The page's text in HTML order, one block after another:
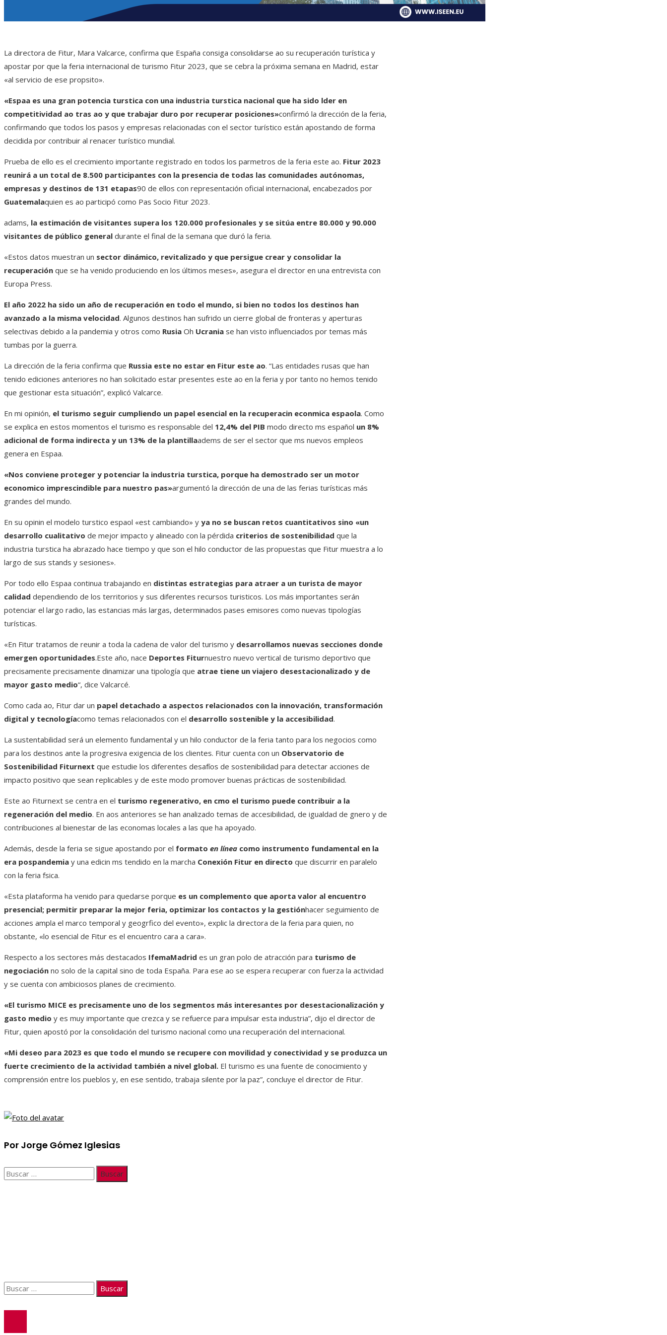
La directora de Fitur, Mara Valcarce, confirma que España consiga consolidarse ao su recuperación turística y
apostar por que la feria internacional de turismo Fitur 2023, que se cebra la próxima semana en Madrid, estar
«al servicio de ese propsito».
«Espaa es una gran potencia turstica con una industria turstica nacional que ha sido lder en
competitividad ao tras ao y que trabajar duro por recuperar posiciones»confirmó la dirección de la feria,
confirmando que todos los pasos y empresas relacionadas con el sector turístico están apostando de forma
decidida por contribuir al renacer turístico mundial.
Prueba de ello es el crecimiento importante registrado en todos los parmetros de la feria este ao. Fitur 2023
reunirá a un total de 8.500 participantes con la presencia de todas las comunidades autónomas,
empresas y destinos de 131 etapas90 de ellos con representación oficial internacional, encabezados por
Guatemalaquien es ao participó como Pas Socio Fitur 2023.
adams, la estimación de visitantes supera los 120.000 profesionales y se sitúa entre 80.000 y 90.000
visitantes de público general durante el final de la semana que duró la feria.
«Estos datos muestran un sector dinámico, revitalizado y que persigue crear y consolidar la
recuperación que se ha venido produciendo en los últimos meses», asegura el director en una entrevista con
Europa Press.
El año 2022 ha sido un año de recuperación en todo el mundo, si bien no todos los destinos han
avanzado a la misma velocidad. Algunos destinos han sufrido un cierre global de fronteras y aperturas
selectivas debido a la pandemia y otros como Rusia Oh Ucrania se han visto influenciados por temas más
tumbas por la guerra.
La dirección de la feria confirma que Russia este no estar en Fitur este ao. “Las entidades rusas que han
tenido ediciones anteriores no han solicitado estar presentes este ao en la feria y por tanto no hemos tenido
que gestionar esta situación”, explicó Valcarce.
En mi opinión, el turismo seguir cumpliendo un papel esencial en la recuperacin econmica espaola. Como
se explica en estos momentos el turismo es responsable del 12,4% del PIB modo directo ms español un 8%
adicional de forma indirecta y un 13% de la plantillaadems de ser el sector que ms nuevos empleos
genera en Espaa.
«Nos conviene proteger y potenciar la industria turstica, porque ha demostrado ser un motor
economico imprescindible para nuestro pas»argumentó la dirección de una de las ferias turísticas más
grandes del mundo.
En su opinin el modelo turstico espaol «est cambiando» y ya no se buscan retos cuantitativos sino «un
desarrollo cualitativo de mejor impacto y alineado con la pérdida criterios de sostenibilidad que la
industria turstica ha abrazado hace tiempo y que son el hilo conductor de las propuestas que Fitur muestra a lo
largo de sus stands y sesiones».
Por todo ello Espaa continua trabajando en distintas estrategias para atraer a un turista de mayor
calidad dependiendo de los territorios y sus diferentes recursos turisticos. Los más importantes serán
potenciar el largo radio, las estancias más largas, determinados pases emisores como nuevas tipologías
turísticas.
«En Fitur tratamos de reunir a toda la cadena de valor del turismo y desarrollamos nuevas secciones donde
emergen oportunidades.Este año, nace Deportes Fiturnuestro nuevo vertical de turismo deportivo que
precisamente precisamente dinamizar una tipología que atrae tiene un viajero desestacionalizado y de
mayor gasto medio“, dice Valcarcé.
Como cada ao, Fitur dar un papel detachado a aspectos relacionados con la innovación, transformación
digital y tecnologíacomo temas relacionados con el desarrollo sostenible y la accesibilidad.
La sustentabilidad será un elemento fundamental y un hilo conductor de la feria tanto para los negocios como
para los destinos ante la progresiva exigencia de los clientes. Fitur cuenta con un Observatorio de
Sostenibilidad Fiturnext que estudie los diferentes desafíos de sostenibilidad para detectar acciones de
impacto positivo que sean replicables y de este modo promover buenas prácticas de sostenibilidad.
Este ao Fiturnext se centra en el turismo regenerativo, en cmo el turismo puede contribuir a la
regeneración del medio. En aos anteriores se han analizado temas de accesibilidad, de igualdad de gnero y de
contribuciones al bienestar de las economas locales a las que ha apoyado.
Además, desde la feria se sigue apostando por el formato en línea como instrumento fundamental en la
era pospandemia y una edicin ms tendido en la marcha Conexión Fitur en directo que discurrir en paralelo
con la feria fsica.
«Esta plataforma ha venido para quedarse porque es un complemento que aporta valor al encuentro
presencial; permitir preparar la mejor feria, optimizar los contactos y la gestiónhacer seguimiento de
acciones ampla el marco temporal y geogrfico del evento», explic la directora de la feria para quien, no
obstante, «lo esencial de Fitur es el encuentro cara a cara».
Respecto a los sectores más destacados IfemaMadrid es un gran polo de atracción para turismo de
negociación no solo de la capital sino de toda España. Para ese ao se espera recuperar con fuerza la actividad
y se cuenta con ambiciosos planes de crecimiento.
«El turismo MICE es precisamente uno de los segmentos más interesantes por desestacionalización y
gasto medio y es muy importante que crezca y se refuerce para impulsar esta industria”, dijo el director de
Fitur, quien apostó por la consolidación del turismo nacional como una recuperación del internacional.
«Mi deseo para 2023 es que todo el mundo se recupere con movilidad y conectividad y se produzca un
fuerte crecimiento de la actividad también a nivel global. El turismo es una fuente de conocimiento y
comprensión entre los pueblos y, en ese sentido, trabaja silente por la paz”, concluye el director de Fitur.
Por Jorge Gómez Iglesias
Buscar:
Buscar: